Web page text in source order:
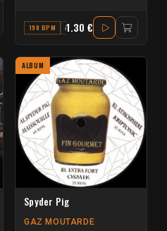
190 BPM A#1.30 €
ALBUM
Spyder Pig
GAZ MOUTARDE